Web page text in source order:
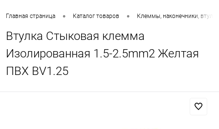
Главная страница • Каталог товаров • Клеммы, наконечники,
Втулка Стыковая клемма
Изолированная 1.5-2.5mm2 Желтая
ПВХ BV1.25